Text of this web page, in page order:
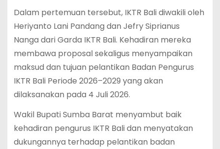
Dalam pertemuan tersebut, IKTR Bali diwakili oleh
Heriyanto Lani Pandang dan Jefry Siprianus
Nanga dari Garda IKTR Bali. Kehadiran mereka
membawa proposal sekaligus menyampaikan
maksud dan tujuan pelantikan Badan Pengurus
IKTR Bali Periode 2026–2029 yang akan
dilaksanakan pada 4 Juli 2026.
Wakil Bupati Sumba Barat menyambut baik
kehadiran pengurus IKTR Bali dan menyatakan
dukungannya terhadap pelantikan badan